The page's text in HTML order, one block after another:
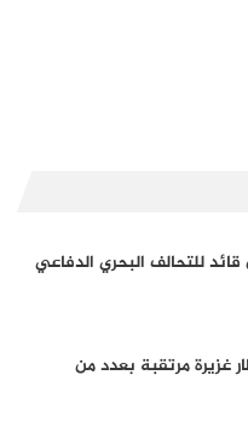
للتحالف البحري الدفاعي
غزيرة مرتقبة بعدد من